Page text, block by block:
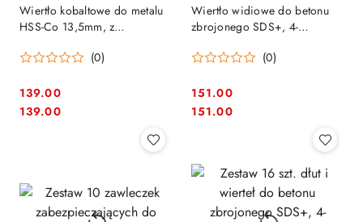
Wiertło kobaltowe do metalu
HSS-Co 13,5mm, z
płaszczyznowym uchwytem
podtoczony uchwyt 9,5
(0)
Cena:
139.00
Cena:
139.00
Wiertło widiowe do betonu
zbrojonego SDS+, 4-
600/550mm, FORCE X
(0)
Cena:
151.00
Cena:
151.00